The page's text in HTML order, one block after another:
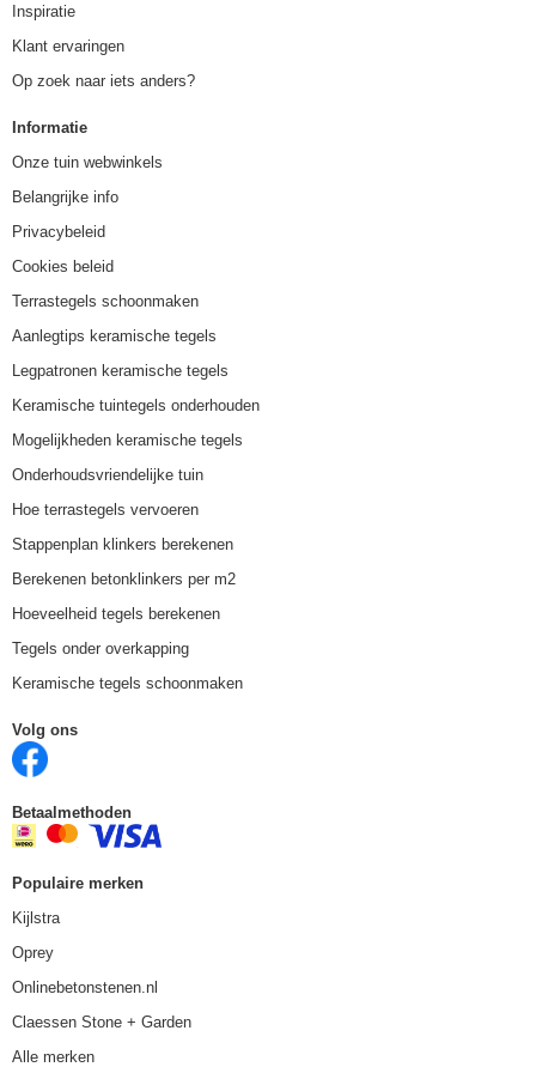
Inspiratie
Klant ervaringen
Op zoek naar iets anders?
Informatie
Onze tuin webwinkels
Belangrijke info
Privacybeleid
Cookies beleid
Terrastegels schoonmaken
Aanlegtips keramische tegels
Legpatronen keramische tegels
Keramische tuintegels onderhouden
Mogelijkheden keramische tegels
Onderhoudsvriendelijke tuin
Hoe terrastegels vervoeren
Stappenplan klinkers berekenen
Berekenen betonklinkers per m2
Hoeveelheid tegels berekenen
Tegels onder overkapping
Keramische tegels schoonmaken
Volg ons
Betaalmethoden
Populaire merken
Kijlstra
Oprey
Onlinebetonstenen.nl
Claessen Stone + Garden
Alle merken